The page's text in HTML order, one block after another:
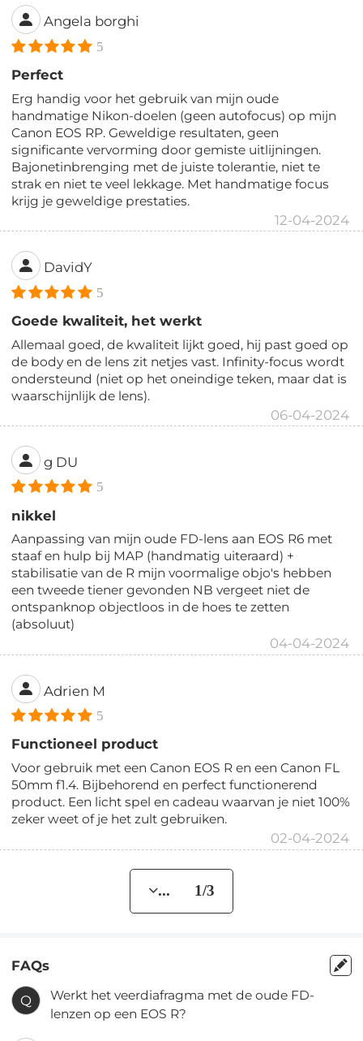
Angela borghi
5
Perfect
Erg handig voor het gebruik van mijn oude
handmatige Nikon-doelen (geen autofocus) op mijn
Canon EOS RP. Geweldige resultaten, geen
significante vervorming door gemiste uitlijningen.
Bajonetinbrenging met de juiste tolerantie, niet te
strak en niet te veel lekkage. Met handmatige focus
krijg je geweldige prestaties.
12-04-2024
DavidY
5
Goede kwaliteit, het werkt
Allemaal goed, de kwaliteit lijkt goed, hij past goed op
de body en de lens zit netjes vast. Infinity-focus wordt
ondersteund (niet op het oneindige teken, maar dat is
waarschijnlijk de lens).
06-04-2024
g DU
5
nikkel
Aanpassing van mijn oude FD-lens aan EOS R6 met
staaf en hulp bij MAP (handmatig uiteraard) +
stabilisatie van de R mijn voormalige objo's hebben
een tweede tiener gevonden NB vergeet niet de
ontspanknop objectloos in de hoes te zetten
(absoluut)
04-04-2024
Adrien M
5
Functioneel product
Voor gebruik met een Canon EOS R en een Canon FL
50mm f1.4. Bijbehorend en perfect functionerend
product. Een licht spel en cadeau waarvan je niet 100%
zeker weet of je het zult gebruiken.
02-04-2024
... 1/3
FAQs
Q
Werkt het veerdiafragma met de oude FD-
lenzen op een EOS R?